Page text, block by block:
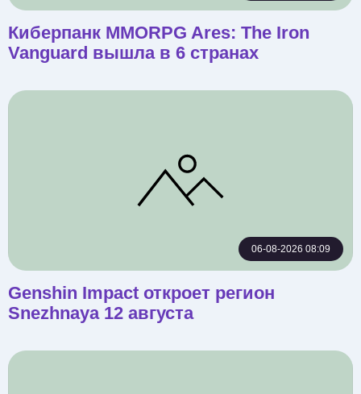
Киберпанк MMORPG Ares: The Iron
Vanguard вышла в 6 странах
06-08-2026 08:09
Genshin Impact откроет регион
Snezhnaya 12 августа